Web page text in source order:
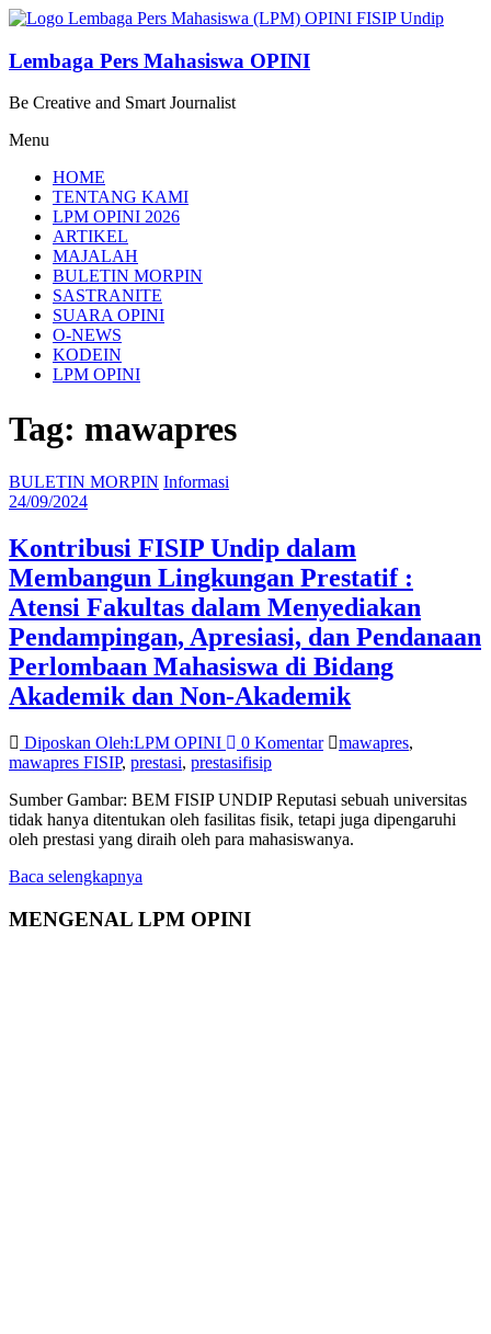
Lompat
konten
Lembaga Pers Mahasiswa OPINI
Be Creative and Smart Journalist
Menu
HOME
TENTANG KAMI
LPM OPINI 2026
ARTIKEL
MAJALAH
BULETIN MORPIN
SASTRANITE
SUARA OPINI
O-NEWS
KODEIN
LPM OPINI
Tag: mawapres
BULETIN MORPIN Informasi
24/09/2024
Kontribusi FISIP Undip dalam
Membangun Lingkungan Prestatif :
Atensi Fakultas dalam Menyediakan
Pendampingan, Apresiasi, dan Pendanaan
Perlombaan Mahasiswa di Bidang
Akademik dan Non-Akademik
Diposkan Oleh:LPM OPINI 0 Komentar mawapres,
mawapres FISIP, prestasi, prestasifisip
Sumber Gambar: BEM FISIP UNDIP Reputasi sebuah universitas
tidak hanya ditentukan oleh fasilitas fisik, tetapi juga dipengaruhi
oleh prestasi yang diraih oleh para mahasiswanya.
Baca selengkapnya
MENGENAL LPM OPINI